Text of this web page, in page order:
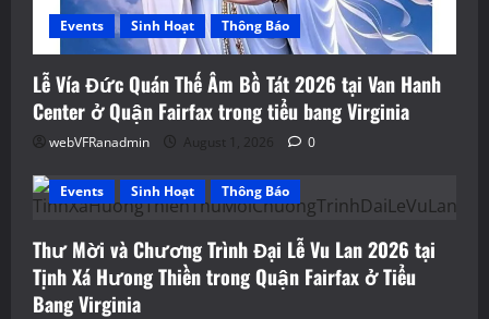
Events Sinh Hoạt Thông Báo
Lễ Vía Đức Quán Thế Âm Bồ Tát 2026 tại Van Hanh
Center ở Quận Fairfax trong tiểu bang Virginia
webVFRanadmin August 1, 2026 0
Events Sinh Hoạt Thông Báo
Thư Mời và Chương Trình Đại Lễ Vu Lan 2026 tại
Tịnh Xá Hưong Thiền trong Quận Fairfax ở Tiểu
Bang Virginia